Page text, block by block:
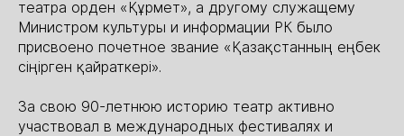
театра орден «Құрмет», а другому служащему
Министром культуры и информации РК было
присвоено почетное звание «Қазақстанның еңбек
сіңірген қайраткері».
За свою 90-летнюю историю театр активно
участвовал в международных фестивалях и